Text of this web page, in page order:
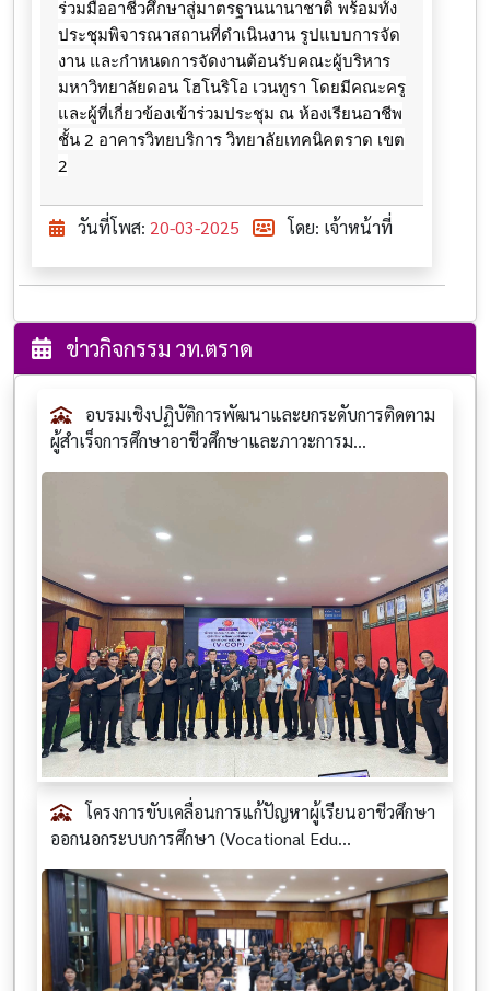
ร่วมมืออาชีวศึกษาสู่มาตรฐานนานาชาติ พร้อมทั้ง
ประชุมพิจารณาสถานที่ดำเนินงาน รูปแบบการจัด
งาน และกำหนดการจัดงานต้อนรับคณะผู้บริหาร
มหาวิทยาลัยดอน โฮโนริโอ เวนทูรา โดยมีคณะครู
และผู้ที่เกี่ยวข้องเข้าร่วมประชุม ณ ห้องเรียนอาชีพ
ชั้น 2 อาคารวิทยบริการ วิทยาลัยเทคนิคตราด เขต
2
วันที่โพส: 20-03-2025 โดย: เจ้าหน้าที่
ข่าวกิจกรรม วท.ตราด
อบรมเชิงปฏิบัติการพัฒนาและยกระดับการติดตาม
ผู้สำเร็จการศึกษาอาชีวศึกษาและภาวะการม...
โครงการขับเคลื่อนการแก้ปัญหาผู้เรียนอาชีวศึกษา
ออกนอกระบบการศึกษา (Vocational Edu...